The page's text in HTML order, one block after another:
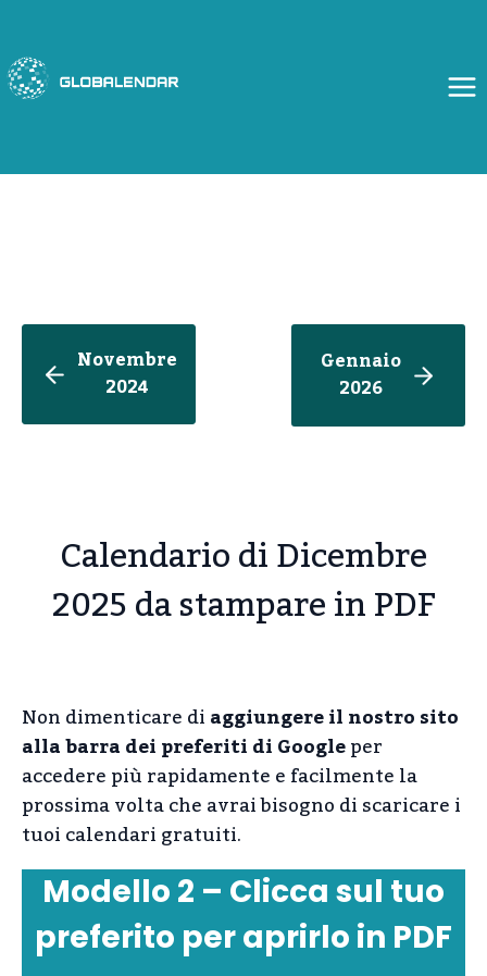
contenuto
Novembre
2024
Gennaio
2026
Calendario di Dicembre
2025 da stampare in PDF
Non dimenticare diaggiungere il nostro sito
alla barra dei preferiti di Googleper
accedere più rapidamente e facilmente la
prossima volta che avrai bisogno di scaricare i
tuoi calendari gratuiti.
Modello 2 – Clicca sul tuo
preferito per aprirlo in PDF